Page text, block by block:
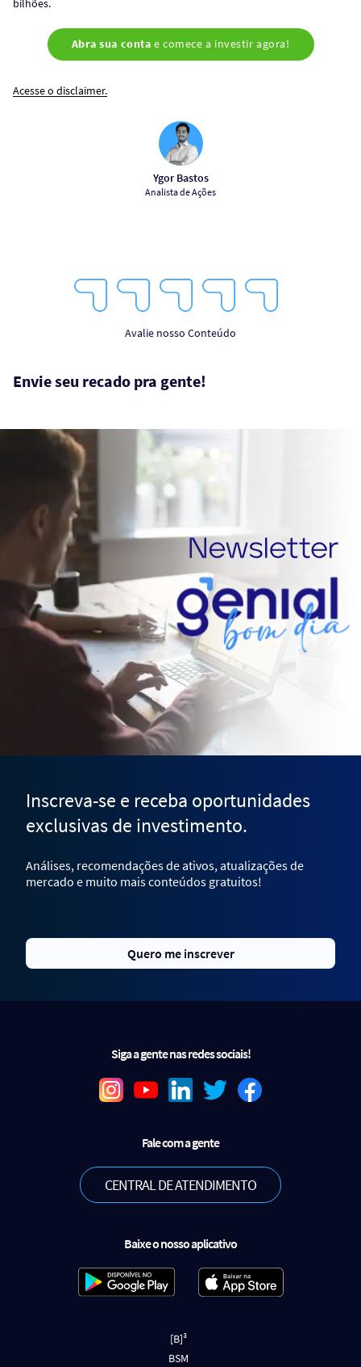
bilhões.
Abra sua conta e comece a investir agora!
Acesse o disclaimer.
Ygor Bastos
Analista de Ações
Stars Stars Stars
Avalie nosso Conteúdo
Envie seu recado pra gente!
Inscreva-se e receba oportunidades
exclusivas de investimento.
Análises, recomendações de ativos, atualizações de
mercado e muito mais conteúdos gratuitos!
Quero me inscrever
Siga a gente nas redes sociais!
Fale com a gente
CENTRAL DE ATENDIMENTO
Baixe o nosso aplicativo
[B]³
BSM